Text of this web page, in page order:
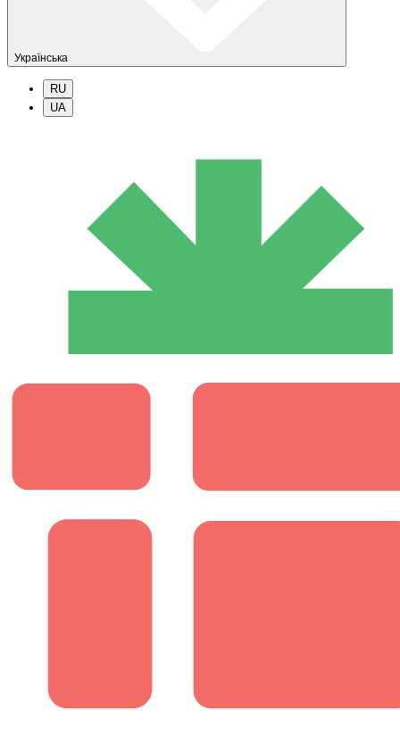
Українська
RU
UA